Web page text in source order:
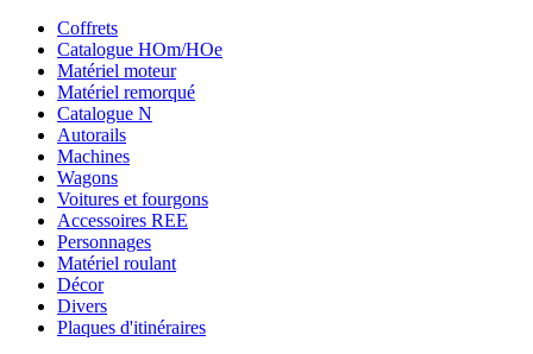
Coffrets
Catalogue HOm/HOe
Matériel moteur
Matériel remorqué
Catalogue N
Autorails
Machines
Wagons
Voitures et fourgons
Accessoires REE
Personnages
Matériel roulant
Décor
Divers
Plaques d'itinéraires